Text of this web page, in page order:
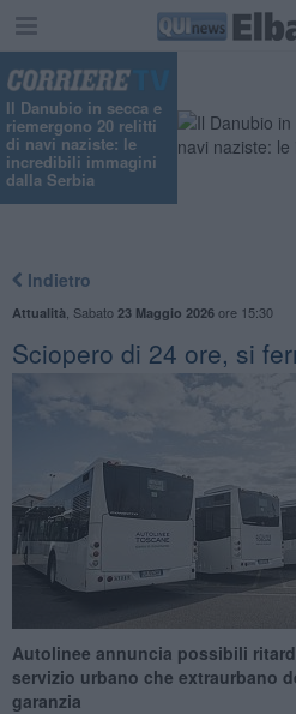
Il Danubio in secca e
riemergono 20 relitti
di navi naziste: le
incredibili immagini
dalla Serbia
Indietro
Attualità Sabato 23 Maggio 2026ore 15:30
Sciopero di 24 ore, si
Autolinee annuncia possibili
servizio urbano che extraurbano
garanzia